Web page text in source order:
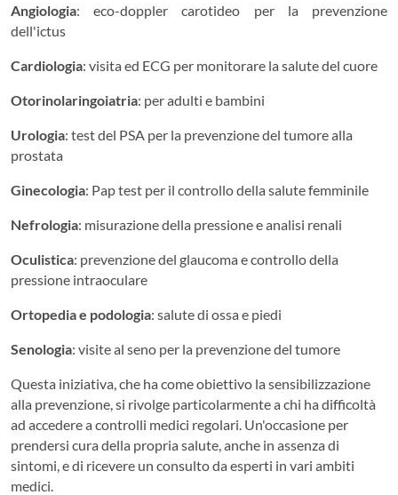
Angiologia: eco-doppler carotideo per la prevenzione
dell'ictus
Cardiologia: visita ed ECG per monitorare la salute del cuore
Otorinolaringoiatria: per adulti e bambini
Urologia: test del PSA per la prevenzione del tumore alla
prostata
Ginecologia: Pap test per il controllo della salute femminile
Nefrologia: misurazione della pressione e analisi renali
Oculistica: prevenzione del glaucoma e controllo della
pressione intraoculare
Ortopedia e podologia: salute di ossa e piedi
Senologia: visite al seno per la prevenzione del tumore
Questa iniziativa, che ha come obiettivo la sensibilizzazione
alla prevenzione, si rivolge particolarmente a chi ha difficoltà
ad accedere a controlli medici regolari. Un'occasione per
prendersi cura della propria salute, anche in assenza di
sintomi, e di ricevere un consulto da esperti in vari ambiti
medici.